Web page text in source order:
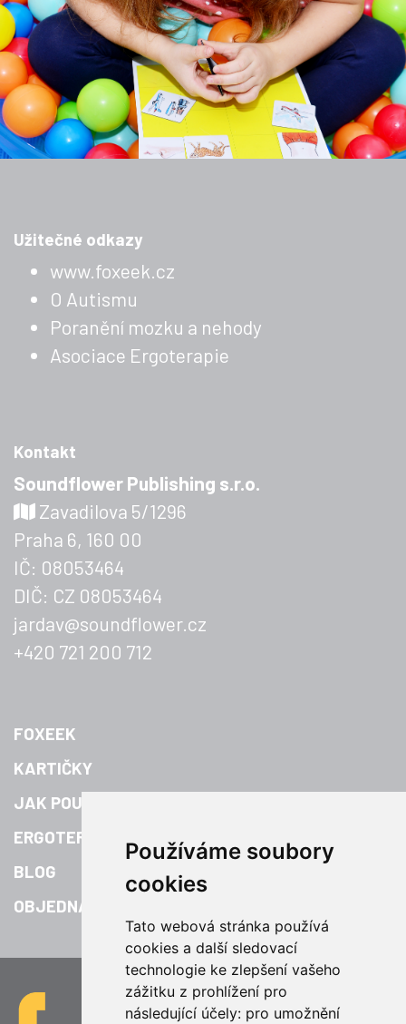
Používáme soubory
cookies
Tato webová stránka používá
cookies a další sledovací
technologie ke zlepšení vašeho
zážitku z prohlížení pro
následující účely: pro umožnění
Užitečné odkazy
www.foxeek.cz
O Autismu
Poranění mozku a nehody
Asociace Ergoterapie
Kontakt
Soundflower Publishing s.r.o.
Zavadilova 5/1296
Praha 6, 160 00
IČ: 08053464
DIČ: CZ 08053464
jardav@soundflower.cz
+420 721 200 712
FOXEEK
KARTIČKY
JAK POUŽÍVAT
ERGOTERAPIE
BLOG
OBJEDNAT